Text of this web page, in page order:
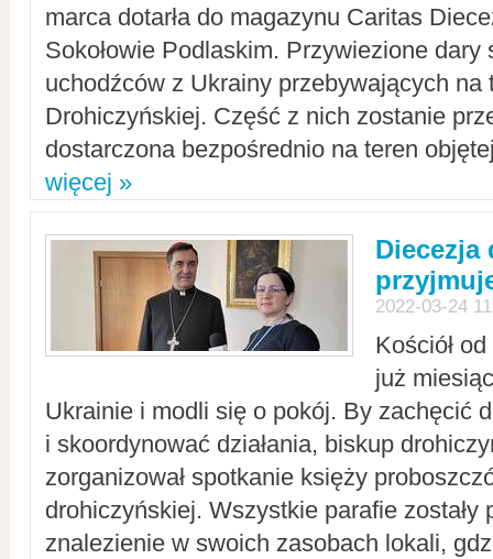
marca dotarła do magazynu Caritas
Sokołowie Podlaskim. Przywiezione dary
uchodźców z Ukrainy przebywających na
Drohiczyńskiej. Część z nich zostanie
dostarczona bezpośrednio na teren
więcej »
Diecezja
2022-03-24
Kościół
już
Ukrainie i modli się o pokój. By zachęcić
i skoordynować działania, biskup
zorganizował spotkanie księży
drohiczyńskiej. Wszystkie parafie zostały
znalezienie w swoich zasobach lokali,